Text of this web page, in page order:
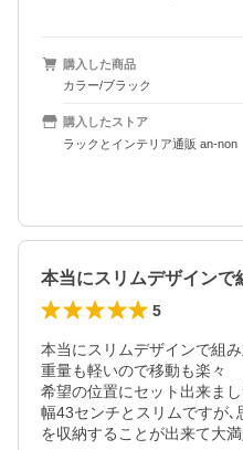
購入した商品
カラー/ブラック
購入したストア
ラックとインテリア通販 an-non
5
本当にスリムデザインで組
重量も軽いので移動も楽々
希望の位置にセット出来まし
幅43センチとスリムですが
を収納することが出来て大満